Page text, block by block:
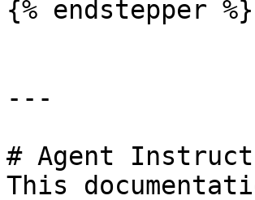
{% endstepper %}
---
# Agent
This